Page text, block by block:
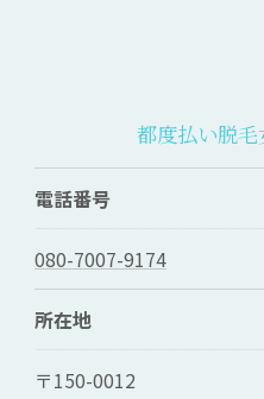
都度払い脱
電話番号
080-7007-9174
所在地
〒150-0012